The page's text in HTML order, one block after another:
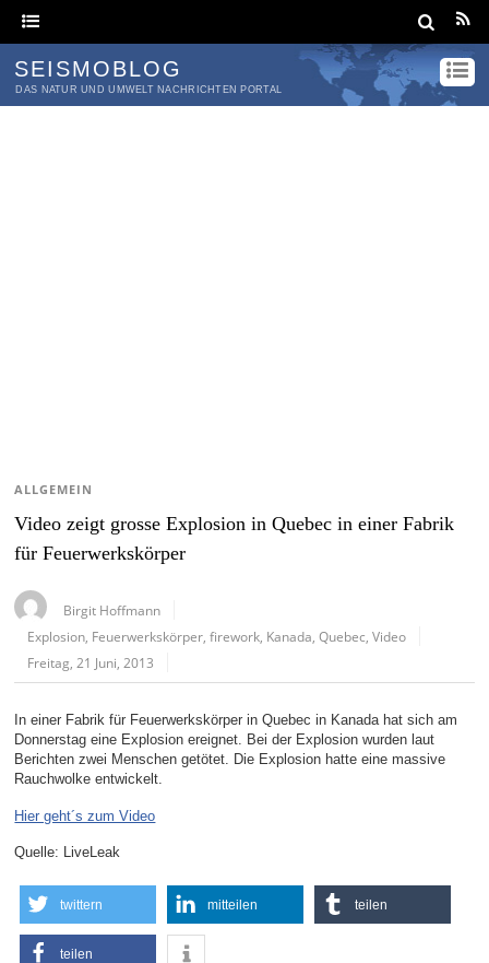
SEISMOBLOG
DAS NATUR UND UMWELT NACHRICHTEN PORTAL
ALLGEMEIN
Video zeigt grosse Explosion in Quebec in einer Fabrik
für Feuerwerkskörper
Birgit Hoffmann
Explosion Feuerwerkskörper ,firework Kanada ,Quebec ,Video
Freitag, 21 Juni, 2013
In einer Fabrik für Feuerwerkskörper in Quebec in Kanada hat sich am
Donnerstag eine Explosion ereignet. Bei der Explosion wurden laut
Berichten zwei Menschen getötet. Die Explosion hatte eine massive
Rauchwolke entwickelt.
Hier geht´s zum Video
Quelle: LiveLeak
twittern mitteilen teilen
teilen